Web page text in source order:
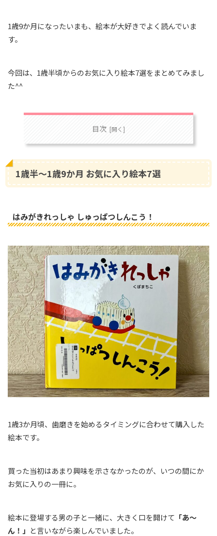
1歳9か月になったいまも、絵本が大好きでよく読んでいま
す。
今回は、1歳半頃からのお気に入り絵本7選をまとめてみまし
た^^
目次
1歳半〜1歳9か月 お気に入り絵本7選
はみがきれっしゃ しゅっぱつしんこう！
1歳3か月頃、歯磨きを始めるタイミングに合わせて購入した
絵本です。
買った当初はあまり興味を示さなかったのが、いつの間にか
お気に入りの一冊に。
絵本に登場する男の子と一緒に、大きく口を開けて 「あ〜
ん！」 と言いながら楽しんでいました。